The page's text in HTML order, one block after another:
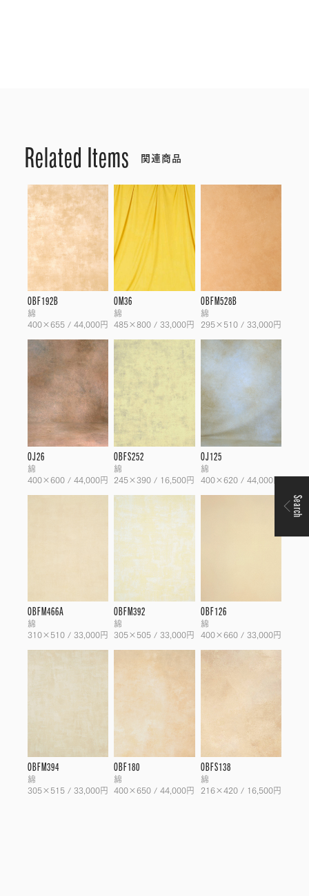
Related Items 関連商品
OBF192B
綿
400×655 / 44,000円
OM36
綿
485×800 / 33,000円
OBFM528B
綿
295×510 / 33,000円
OJ26
綿
400×600 / 44,000円
OBFS252
綿
245×390 / 16,500円
OJ125
綿
400×620 / 44,000円
OBFM466A
綿
310×510 / 33,000円
OBFM392
綿
305×505 / 33,000円
OBF126
綿
400×660 / 33,000円
OBFM394
綿
305×515 / 33,000円
OBF180
綿
400×650 / 44,000円
OBFS138
綿
216×420 / 16,500円
Search